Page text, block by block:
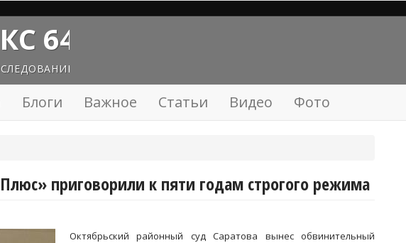
64
Блоги Важное Статьи Видео Фото
приговорили к пяти годам строгого режима
Октябрьский районный суд Саратова вынес обвинительный